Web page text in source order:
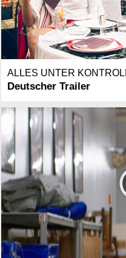
ALLES UNTER
Deutscher Trailer